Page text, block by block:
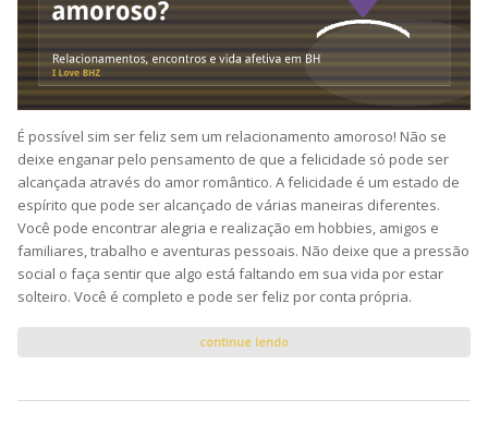
É possível sim ser feliz sem um relacionamento amoroso! Não se
deixe enganar pelo pensamento de que a felicidade só pode ser
alcançada através do amor romântico. A felicidade é um estado de
espírito que pode ser alcançado de várias maneiras diferentes.
Você pode encontrar alegria e realização em hobbies, amigos e
familiares, trabalho e aventuras pessoais. Não deixe que a pressão
social o faça sentir que algo está faltando em sua vida por estar
solteiro. Você é completo e pode ser feliz por conta própria.
continue lendo